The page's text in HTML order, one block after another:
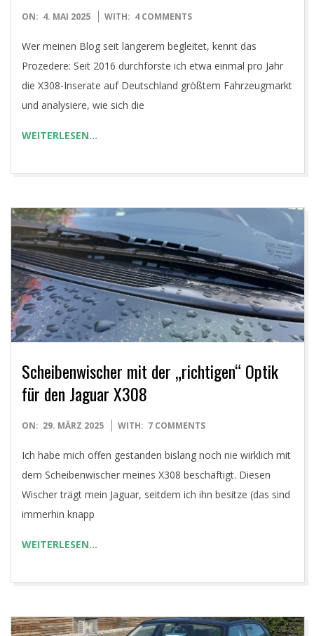
2025-
04
ON: 4. MAI 2025 WITH: 4 COMMENTS
Wer meinen Blog seit längerem begleitet, kennt das
Prozedere: Seit 2016 durchforste ich etwa einmal pro Jahr
die X308-Inserate auf Deutschland größtem Fahrzeugmarkt
und analysiere, wie sich die
WEITERLESEN…
Scheibenwischer mit der „richtigen“ Optik
für den Jaguar X308
2025-
ON: 29. MÄRZ 2025 WITH: 7 COMMENTS
Ich habe mich offen gestanden bislang noch nie wirklich mit
dem Scheibenwischer meines X308 beschäftigt. Diesen
Wischer trägt mein Jaguar, seitdem ich ihn besitze (das sind
immerhin knapp
WEITERLESEN…